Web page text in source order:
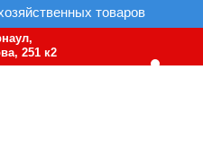
товаров
251 к2